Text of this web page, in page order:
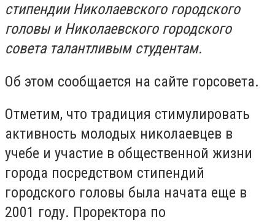
стипендии Николаевского городского
головы и Николаевского городского
совета талантливым студентам.
Об этом сообщается на сайте горсовета.
Отметим, что традиция стимулировать
активность молодых николаевцев в
учебе и участие в общественной жизни
города посредством стипендий
городского головы была начата еще в
2001 году. Проректора по